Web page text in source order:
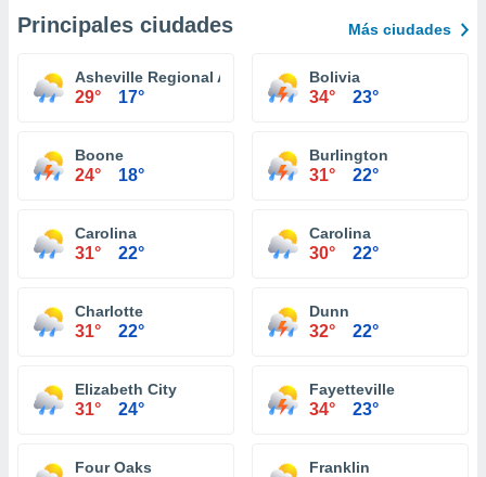
Principales ciudades Más ciudades
Asheville Regional Airport
29° 17°
Bolivia
34° 23°
Boone
24° 18°
Burlington
31° 22°
Carolina
31° 22°
Carolina
30° 22°
Charlotte
31° 22°
Dunn
32° 22°
Elizabeth City
31° 24°
Fayetteville
34° 23°
Four Oaks Franklin